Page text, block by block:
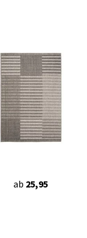
ab 25,95